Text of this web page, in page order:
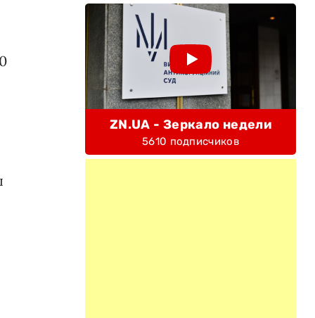
ZN.UA - Зеркало недели
5610 подписчиков